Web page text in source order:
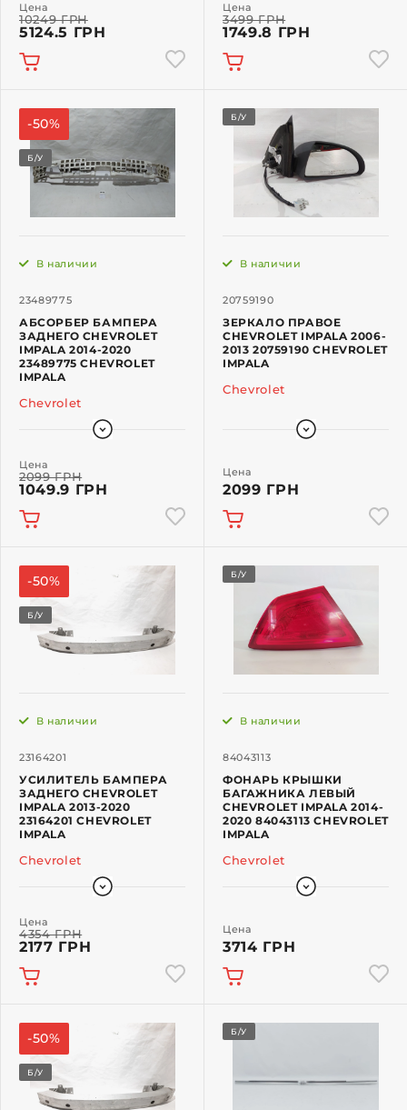
Цена
10249 ГРН
5124.5 ГРН
Цена
3499 ГРН
1749.8 ГРН
-50%
Б/У
23489775
В наличии
АБСОРБЕР БАМПЕРА
ЗАДНЕГО CHEVROLET
IMPALA 2014-2020
23489775 CHEVROLET
IMPALA
Chevrolet
Цена
2099 ГРН
1049.9 ГРН
Б/У
20759190
В наличии
ЗЕРКАЛО ПРАВОЕ
CHEVROLET IMPALA 2006-
2013 20759190 CHEVROLET
IMPALA
Chevrolet
Цена
2099 ГРН
-50%
Б/У
23164201
В наличии
УСИЛИТЕЛЬ БАМПЕРА
ЗАДНЕГО CHEVROLET
IMPALA 2013-2020
23164201 CHEVROLET
IMPALA
Chevrolet
Цена
4354 ГРН
2177 ГРН
Б/У
84043113
В наличии
ФОНАРЬ КРЫШКИ
БАГАЖНИКА ЛЕВЫЙ
CHEVROLET IMPALA 2014-
2020 84043113 CHEVROLET
IMPALA
Chevrolet
Цена
3714 ГРН
-50%
Б/У
Б/У